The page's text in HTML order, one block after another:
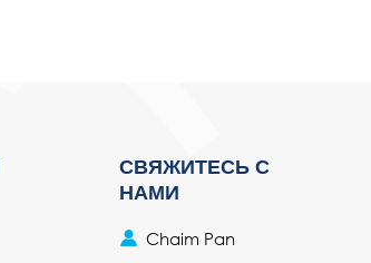
СВЯЖИТЕСЬ С
НАМИ
Chaim Pan